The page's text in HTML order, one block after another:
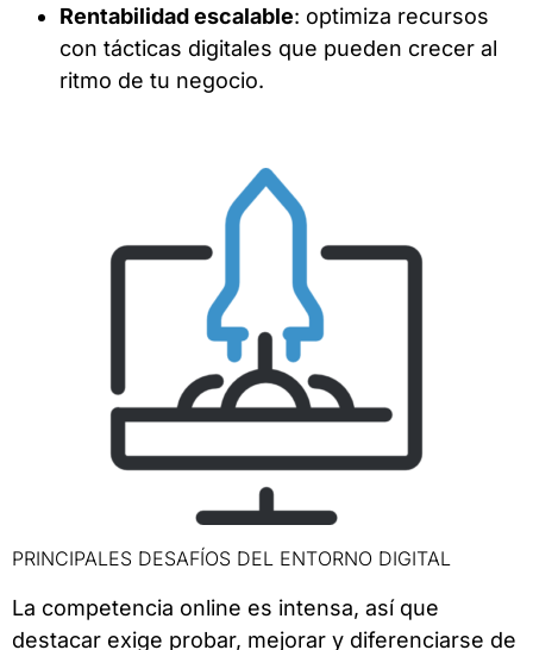
Rentabilidad escalable: optimiza recursos
con tácticas digitales que pueden crecer al
ritmo de tu negocio.
PRINCIPALES DESAFÍOS DEL ENTORNO DIGITAL
La competencia online es intensa, así que
destacar exige probar, mejorar y diferenciarse de